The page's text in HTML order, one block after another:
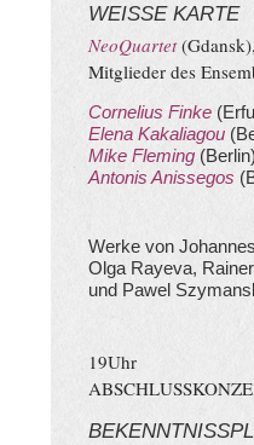
WEISSE KARTE
NeoQuartet
Mitglieder des
Cornelius Finke
Elena Kakaliagou
Mike Fleming
Antonis Anissegos
Werke von
Olga Rayeva,
und Pawel
19Uhr